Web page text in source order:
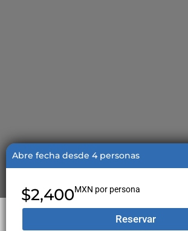
Abre fecha desde 4 personas
$2,400MXN por persona
Reservar